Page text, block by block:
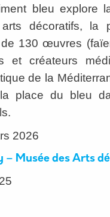
bleu
décoratifs,
de 130 œuvres
et créateurs
de la
place du bleu
2026
– Musée des Arts